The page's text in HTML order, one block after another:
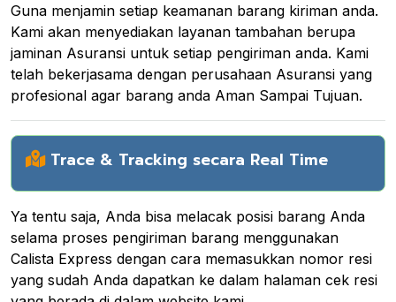
Guna menjamin setiap keamanan barang kiriman anda.
Kami akan menyediakan layanan tambahan berupa
jaminan Asuransi untuk setiap pengiriman anda. Kami
telah bekerjasama dengan perusahaan Asuransi yang
profesional agar barang anda Aman Sampai Tujuan.
Trace & Tracking secara Real Time
Ya tentu saja, Anda bisa melacak posisi barang Anda
selama proses pengiriman barang menggunakan
Calista Express dengan cara memasukkan nomor resi
yang sudah Anda dapatkan ke dalam halaman cek resi